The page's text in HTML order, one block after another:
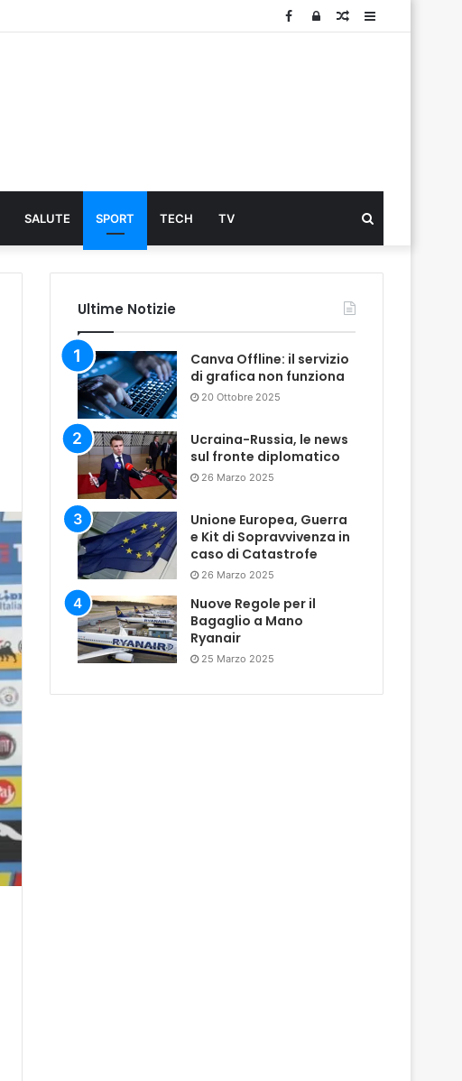
Sidebar
Articolo
Log
Facebook
SALUTE SPORT TECH TV
...
Ultime Notizie
Canva Offline: il servizio
di grafica non funziona
20 Ottobre 2025
Ucraina-Russia, le news
sul fronte diplomatico
26 Marzo 2025
Unione Europea, Guerra
e Kit di Sopravvivenza in
caso di Catastrofe
26 Marzo 2025
Nuove Regole per il
Bagaglio a Mano
Ryanair
25 Marzo 2025